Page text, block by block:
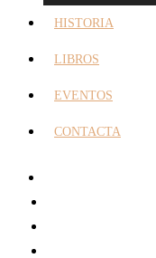
HISTORIA
LIBROS
EVENTOS
CONTACTA